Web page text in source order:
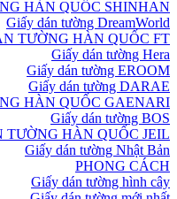
HÀN QUỐC SHINHAN
Giấy dán tường DreamWorld
TƯỜNG HÀN QUỐC FT
Giấy dán tường Hera
Giấy dán tường EROOM
Giấy dán tường DARAE
HÀN QUỐC GAENARI
Giấy dán tường BOS
TƯỜNG HÀN QUỐC JEIL
Giấy dán tường Nhật Bản
PHONG CÁCH
Giấy dán tường hình cây